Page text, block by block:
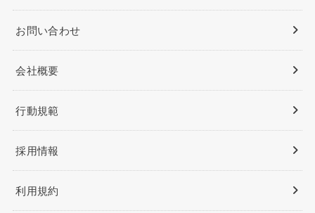
お問い合わせ
会社概要
行動規範
採用情報
利用規約